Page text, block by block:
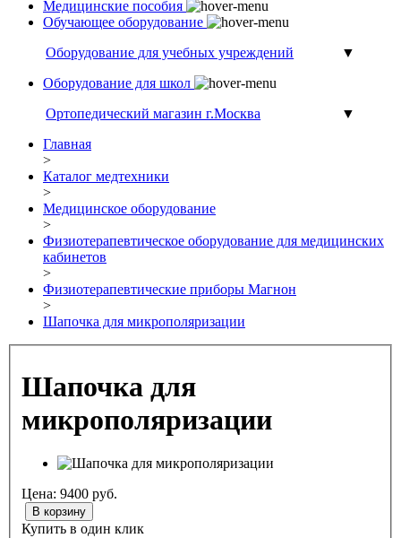
Медицинские пособия
Обучающее оборудование
Оборудование для учебных учреждений
▼
Оборудование для школ
Ортопедический магазин г.Москва
▼
Главная
>
Каталог медтехники
>
Медицинское оборудование
>
Физиотерапевтическое оборудование для медицинских
кабинетов
>
Физиотерапевтические приборы Магнон
>
Шапочка для микрополяризации
Шапочка для
микрополяризации
Цена: 9400 руб.
В корзину
Купить в один клик